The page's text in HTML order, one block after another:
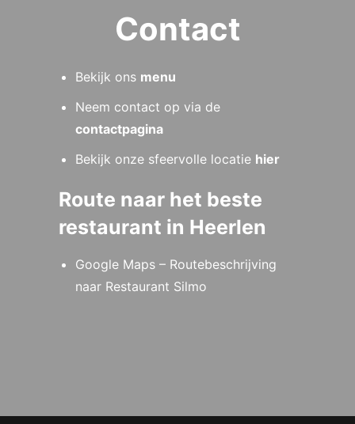
Contact
Bekijk ons menu
Neem contact op via de
contactpagina
Bekijk onze sfeervolle locatie hier
Route naar het beste
restaurant in Heerlen
Google Maps – Routebeschrijving
naar Restaurant Silmo